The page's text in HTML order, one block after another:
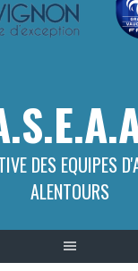
DES EQUIPES
ALENTOURS